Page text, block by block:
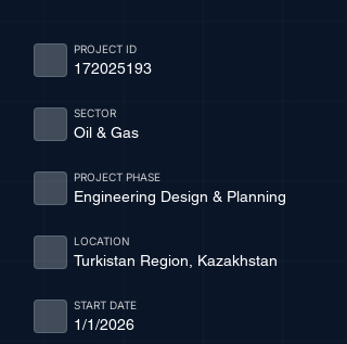
172025193
PROJECT ID
Oil & Gas
SECTOR
Engineering Design & Planning
PROJECT PHASE
Turkistan Region, Kazakhstan
LOCATION
1/1/2026
START DATE